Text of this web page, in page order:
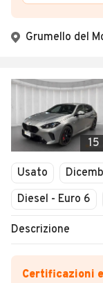
Grumello del
15
Usato
Diesel - Euro 6
Descrizione
Certificazioni